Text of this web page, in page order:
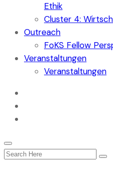
Ethik
Cluster 4:
Outreach
FoKS Fellow
Veranstaltungen
Veranstaltungen